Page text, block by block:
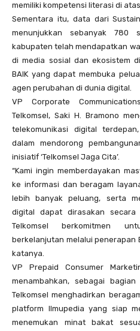
memiliki kompetensi literasi di
Sementara itu, data dari
menunjukkan sebanyak
kabupaten telah mendapatkan
di media sosial dan ekosistem
BAIK yang dapat membuka
agen perubahan di dunia digital.
VP Corporate
Telkomsel, Saki H. Bramono
telekomunikasi digital
dalam mendorong
inisiatif ‘Telkomsel Jaga Cita’.
“Kami ingin memberdayakan
ke informasi dan beragam
lebih banyak peluang, serta
digital dapat dirasakan secara
Telkomsel berkomitmen
berkelanjutan melalui penerapan
katanya.
VP Prepaid Consumer
menambahkan, sebagai
Telkomsel menghadirkan
platform Ilmupedia yang siap
menemukan minat bakat